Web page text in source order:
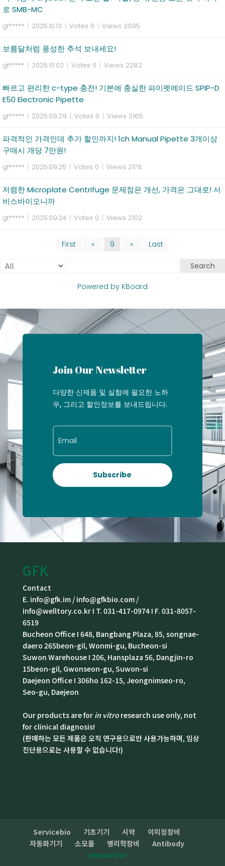
로 SMB-MC
gf***** | 2025.10.13 | Votes 0 | Views 2095
보름달처럼 풍성한 추석 보내세요!
gf***** | 2025.10.02 | Votes 0 | Views 2282
빠르고 편리한 c-type 충전! 기본에 충실한 파이펫에이드 SPIP-D
E50 Electronic Pipette
gf***** | 2025.09.29 | Votes 0 | Views 2165
파격적인 가격인데 추가 할인까지! 1ch Manual Pipette 3개이상
구매시 개당 7만원!
gf***** | 2025.09.25 | Votes 0 | Views 2178
저렴한 Microplate Centrifuge 문제점은 개선, 가격은 그대로! 서
비스바이오니까
gf***** | 2025.09.24 | Votes 0 | Views 2102
First « 9 » Last
Search
Powered by KBoard
Join Our Newsletter
다양한 신제품 및 실험에 필요한 노하
우, 그리고 할인정보를 보내드립니다.
Subscribe
GFK
Contact
E. info@gfk.im / info@gfkbio.com /
info@welltory.co.kr I T. 031-417-0974 I F. 031-8057-
6519
Bucheon Office I 648, Bangbang Plaza, 85, songnae-
daero 265beon-gil, Wonmi-gu, Bucheon-si
Suwon Warehouse I 206, Hansplaza 56, Dangjin-ro
15beon-gil, Gwonseon-gu, Suwon-si
Daejeon Office I 306ho 162-15, Jeongnimseo-ro,
Seo-gu, Daejeon
Our products are for in vitroresearch use only, not
for clinical diagnosis!
(판매하는 모든 제품은 오직 연구용으로만 사용가능하며, 임상
진단용으로는 사용할 수 없습니다!)
Servicebio 기초기기 시약
이미징장비
자동화기기
소모품 병리학장비
Antibody
newsletter